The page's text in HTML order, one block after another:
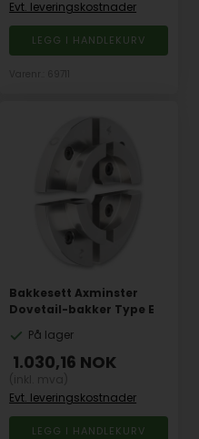
Evt. leveringskostnader
Bakkesett Axminster
Dovetail-bakker Type E
På lager
1.030,16 NOK
Evt. leveringskostnader